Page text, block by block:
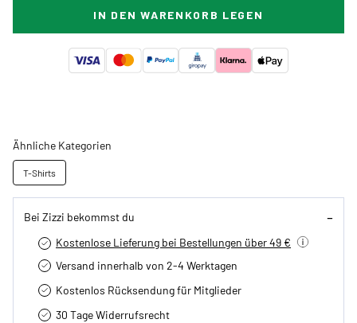
IN DEN WARENKORB LEGEN
Ähnliche Kategorien
T-Shirts
Bei Zizzi bekommst du
Kostenlose Lieferung bei Bestellungen über 49 €
Versand innerhalb von 2-4 Werktagen
Kostenlos Rücksendung für Mitglieder
30 Tage Widerrufsrecht